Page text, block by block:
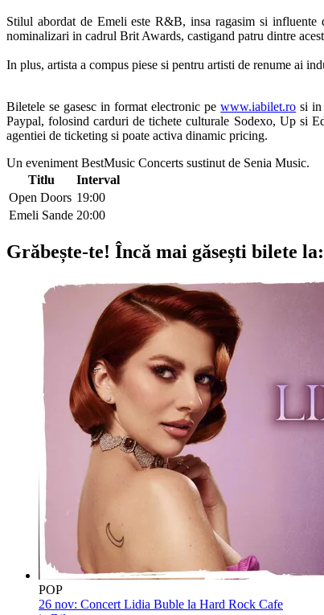
Stilul abordat de Emeli este R&B, insa ragasim si
nominalizari in cadrul Brit Awards, castigand patru dintre
In plus, artista a compus piese si pentru artisti de renume ai
Biletele se gasesc in format electronic pewww.iabilet.ro si in
Paypal, folosind carduri de tichete culturale Sodexo, Up si
agentiei de ticketing si poate activa dinamic pricing.
Un eveniment BestMusic Concerts sustinut de Senia Music.
Titlu
Interval
Open Doors 19:00
Emeli Sande 20:00
Grăbește-te! Încă mai găsești bilete la:
POP
26 nov: Concert Lidia Buble la Hard Rock Cafe